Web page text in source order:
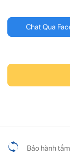
Chat Qua
Bảo hành